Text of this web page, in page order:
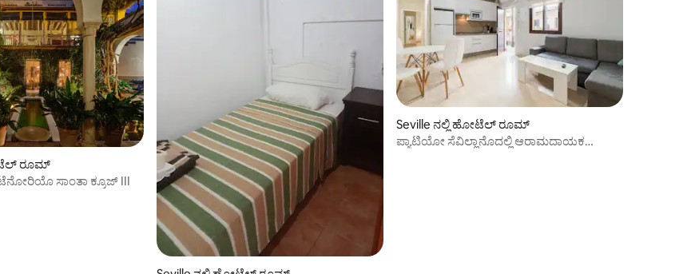
ರೂಮ್
ಸಾಂತಾ ಕ್ರೂಜ್ III
Seville ನಲ್ಲಿ ಹೋಟೆಲ್ ರೂಮ್
ಪ್ಯಾಟಿಯೋ ಸೆವಿಲ್ಲಾನೊದಲ್ಲಿ ಆರಾಮದಾಯಕ